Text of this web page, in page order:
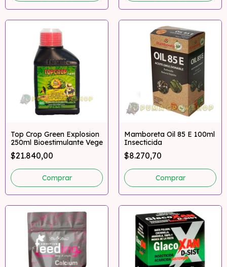
Top Crop Green Explosion
250ml Bioestimulante Vege
$21.840,00
Mamboreta Oil 85 E 100ml
Insecticida
$8.270,70